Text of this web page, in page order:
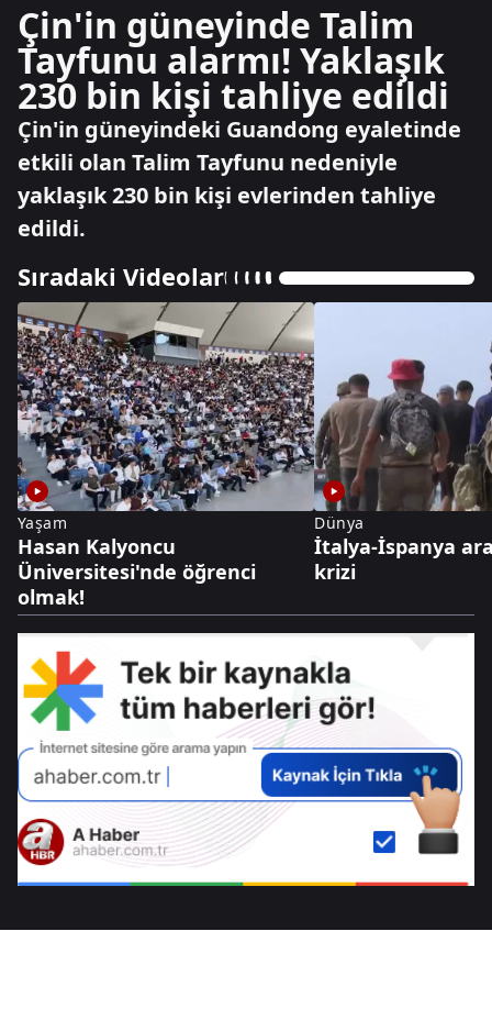
Çin'in güneyinde Talim
Tayfunu alarmı! Yaklaşık
230 bin kişi tahliye edildi
Çin'in güneyindeki Guandong eyaletinde
etkili olan Talim Tayfunu nedeniyle
yaklaşık 230 bin kişi evlerinden tahliye
edildi.
Sıradaki Videolar
Yaşam
Hasan Kalyoncu
Üniversitesi'nde öğrenci
olmak!
Dünya
İtalya-İspanya
krizi